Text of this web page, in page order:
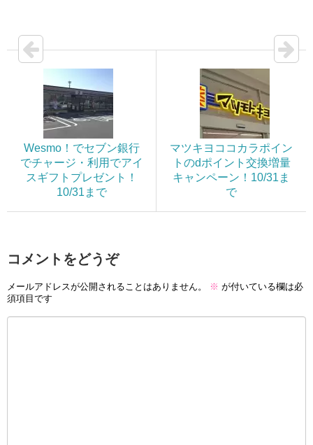
Wesmo！でセブン銀行
でチャージ・利用でアイ
スギフトプレゼント！
10/31まで
マツキヨココカラポイン
トのdポイント交換増量
キャンペーン！10/31ま
で
コメントをどうぞ
メールアドレスが公開されることはありません。 ※ が付いている欄は必
須項目です